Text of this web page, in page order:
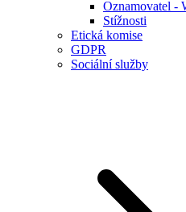
Oznamovatel -
Stížnosti
Etická komise
GDPR
Sociální služby